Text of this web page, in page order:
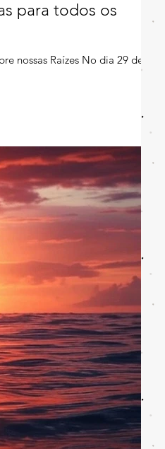
para todos os
nossas Raízes No dia 29 de